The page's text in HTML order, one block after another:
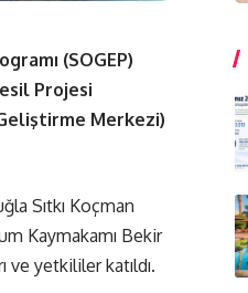
(SOGEP)
Projesi
Merkezi)
Sıtkı Koçman
Kaymakamı Bekir
ve yetkililer katıldı.